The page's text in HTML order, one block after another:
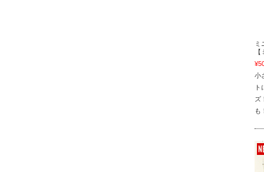
ミ
小
ズ
も！